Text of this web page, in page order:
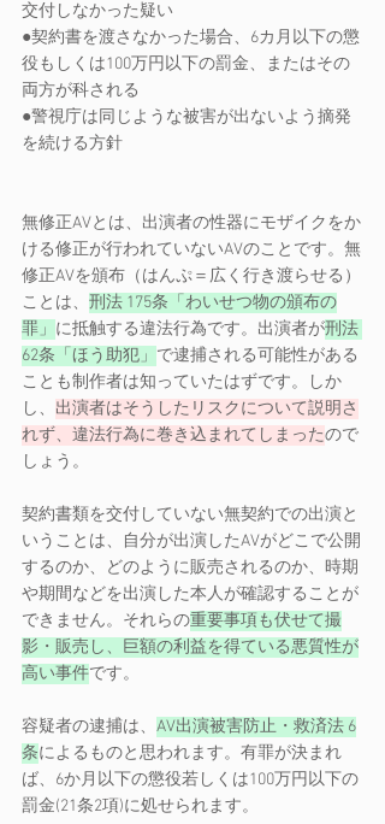
交付しなかった疑い
●契約書を渡さなかった場合、6カ月以下の懲
役もしくは100万円以下の罰金、またはその
両方が科される
●警視庁は同じような被害が出ないよう摘発
を続ける方針
無修正AVとは、出演者の性器にモザイクをか
ける修正が行われていないAVのことです。無
修正AVを頒布（はんぷ＝広く行き渡らせる）
ことは、 刑法 175条「わいせつ物の頒布の
罪」 に抵触する違法行為です。出演者が刑法
62条「ほう助犯」 で逮捕される可能性がある
ことも制作者は知っていたはずです。しか
し、 出演者はそうしたリスクについて説明さ
れず、違法行為に巻き込まれてしまったので
しょう。
契約書類を交付していない無契約での出演と
いうことは、自分が出演したAVがどこで公開
するのか、どのように販売されるのか、時期
や期間などを出演した本人が確認することが
できません。それらの重要事項も伏せて撮
影・販売し、巨額の利益を得ている悪質性が
高い事件です。
容疑者の逮捕は、 AV出演被害防止・救済法 6
条によるものと思われます。有罪が決まれ
ば、6か月以下の懲役若しくは100万円以下の
罰金(21条2項)に処せられます。